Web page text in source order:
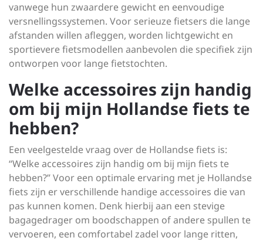
vanwege hun zwaardere gewicht en eenvoudige
versnellingssystemen. Voor serieuze fietsers die lange
afstanden willen afleggen, worden lichtgewicht en
sportievere fietsmodellen aanbevolen die specifiek zijn
ontworpen voor lange fietstochten.
Welke accessoires zijn handig
om bij mijn Hollandse fiets te
hebben?
Een veelgestelde vraag over de Hollandse fiets is:
“Welke accessoires zijn handig om bij mijn fiets te
hebben?” Voor een optimale ervaring met je Hollandse
fiets zijn er verschillende handige accessoires die van
pas kunnen komen. Denk hierbij aan een stevige
bagagedrager om boodschappen of andere spullen te
vervoeren, een comfortabel zadel voor lange ritten,